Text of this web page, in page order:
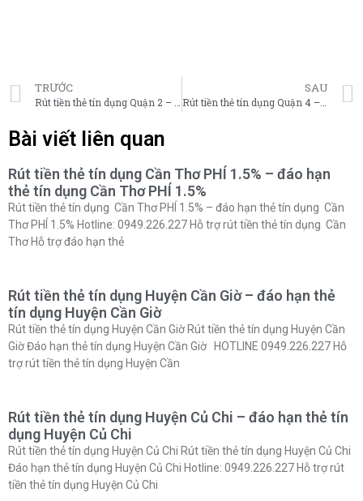
TRƯỚC SAU
Rút tiền thẻ tín dụng Quận 4 – đáo hạn thẻ tín dụng Quận 4
Bài viết liên quan
Rút tiền thẻ tín dụng Cần Thơ PHÍ 1.5% – đáo hạn
thẻ tín dụng Cần Thơ PHÍ 1.5%
Rút tiền thẻ tín dụng Cần Thơ PHÍ 1.5% – đáo hạn thẻ tín dụng Cần
Thơ PHÍ 1.5% Hotline: 0949.226.227 Hỗ trợ rút tiền thẻ tín dụng Cần
Thơ Hỗ trợ đáo hạn thẻ
Rút tiền thẻ tín dụng Huyện Cần Giờ – đáo hạn thẻ
tín dụng Huyện Cần Giờ
Rút tiền thẻ tín dụng Huyện Cần Giờ Rút tiền thẻ tín dụng Huyện Cần
Giờ Đáo hạn thẻ tín dụng Huyện Cần Giờ HOTLINE 0949.226.227 Hỗ
trợ rút tiền thẻ tín dụng Huyện Cần
Rút tiền thẻ tín dụng Huyện Củ Chi – đáo hạn thẻ tín
dụng Huyện Củ Chi
Rút tiền thẻ tín dụng Huyện Củ Chi Rút tiền thẻ tín dụng Huyện Củ Chi
Đáo hạn thẻ tín dụng Huyện Củ Chi Hotline: 0949.226.227 Hỗ trợ rút
tiền thẻ tín dụng Huyện Củ Chi